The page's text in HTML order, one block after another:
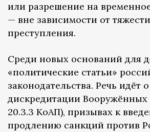
или разрешение на
— вне зависимости от
преступления.
Среди новых оснований для
«политические статьи»
законодательства. Речь идёт
дискредитации Вооружённых
20.3.3 КоАП), призывах к
продлению санкций против